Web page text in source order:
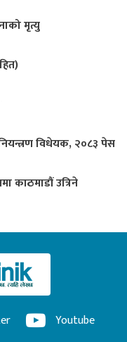
मृत्यु
विधेयक, २०८३ पेस
काठमाडौं उत्रिने
Youtube